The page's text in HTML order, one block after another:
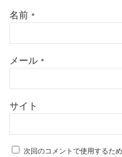
名前 *
メール *
サイト
次回のコメントで使用するた